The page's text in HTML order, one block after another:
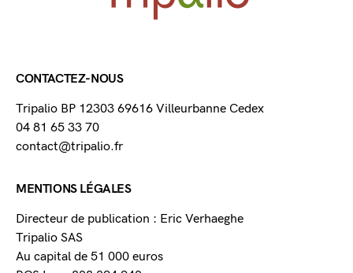
CONTACTEZ-NOUS
Tripalio BP 12303 69616 Villeurbanne Cedex
04 81 65 33 70
contact@tripalio.fr
MENTIONS LÉGALES
Directeur de publication : Eric Verhaeghe
Tripalio SAS
Au capital de 51 000 euros